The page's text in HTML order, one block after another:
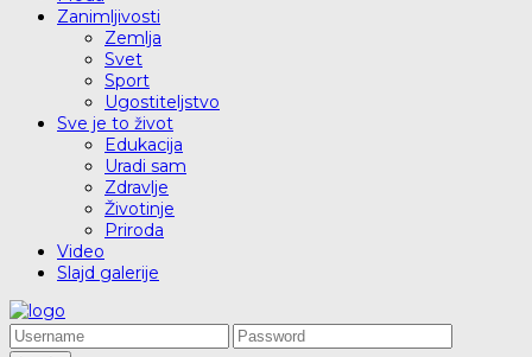
Zanimljivosti
Zemlja
Svet
Sport
Ugostiteljstvo
Sve je to život
Edukacija
Uradi sam
Zdravlje
Životinje
Priroda
Video
Slajd galerije